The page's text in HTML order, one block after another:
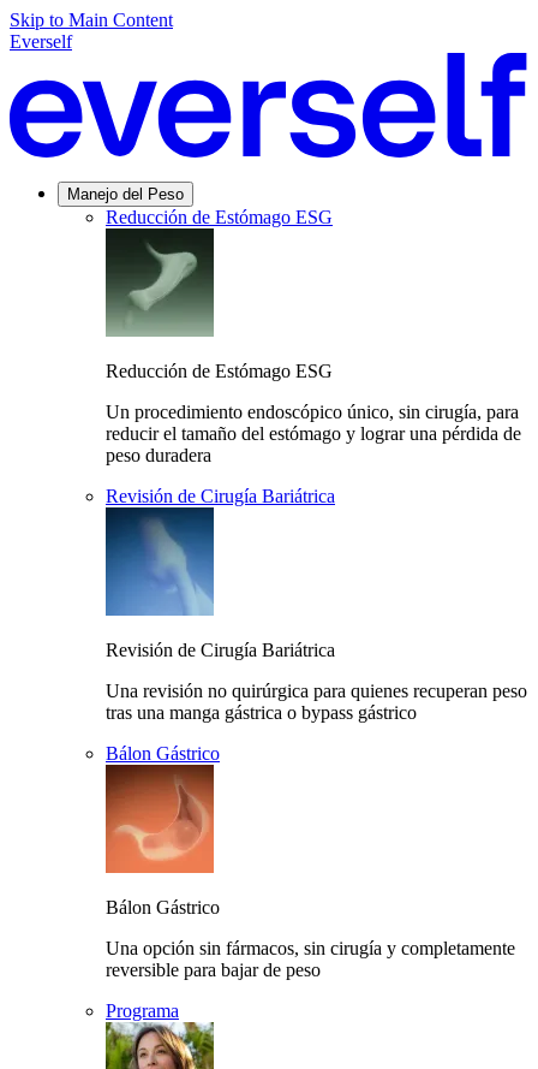
Skip to Main Content
Everself
Manejo del Peso
Reducción de Estómago ESG
Reducción de Estómago ESG
Un procedimiento endoscópico único, sin cirugía, para
reducir el tamaño del estómago y lograr una pérdida de
peso duradera
Revisión de Cirugía Bariátrica
Revisión de Cirugía Bariátrica
Una revisión no quirúrgica para quienes recuperan peso
tras una manga gástrica o bypass gástrico
Bálon Gástrico
Bálon Gástrico
Una opción sin fármacos, sin cirugía y completamente
reversible para bajar de peso
Programa